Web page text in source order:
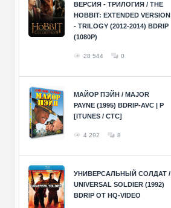
ВЕРСИЯ - ТРИЛОГИЯ / THE
HOBBIT: EXTENDED VERSION
- TRILOGY (2012-2014) BDRIP
(1080P)
28 544 0
МАЙОР ПЭЙН / MAJOR
PAYNE (1995) BDRIP-AVC | P
[ITUNES / СТС]
4 292 8
УНИВЕРСАЛЬНЫЙ СОЛДАТ /
UNIVERSAL SOLDIER (1992)
BDRIP ОТ HQ-VIDEO